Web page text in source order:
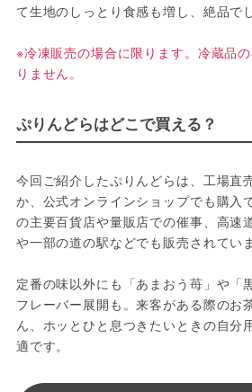
て生地のしっとり食感も増し、絶品でし
※冷凍販売の場合に限ります。冷蔵品
りません。
ぷりんどらはどこで買える？
今回ご紹介したぷりんどらは、工場直
か、公式オンラインショップでも購入
の主要百貨店や量販店での催事、高速
や一部の道の駅などでも販売されてい
定番の味以外にも「あまおう苺」や「
フレーバー展開も。来客がある際のお
ん、ホッとひと息つきたいときの自分
適です。